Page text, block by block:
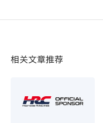
相关文章推荐